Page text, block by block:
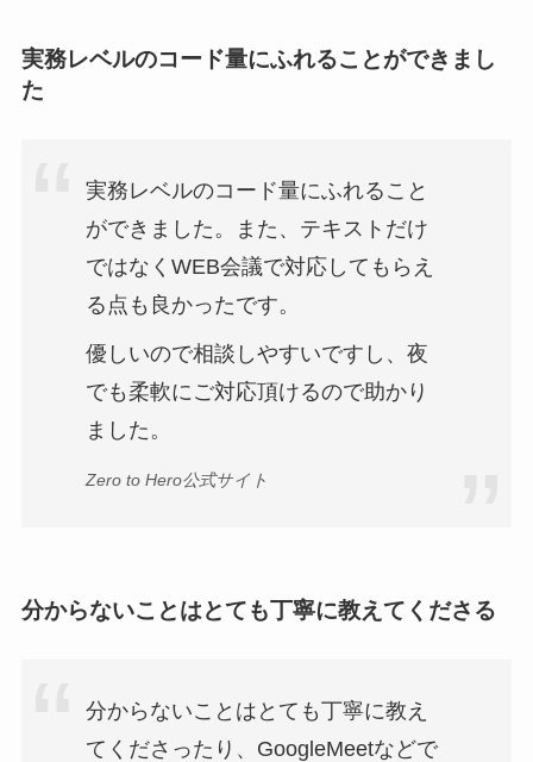
実務レベルのコード量にふれることができまし
た
実務レベルのコード量にふれること
ができました。また、テキストだけ
ではなくWEB会議で対応してもらえ
る点も良かったです。
優しいので相談しやすいですし、夜
でも柔軟にご対応頂けるので助かり
ました。
Zero to Hero公式サイト
分からないことはとても丁寧に教えてくださる
分からないことはとても丁寧に教え
てくださったり、GoogleMeetなどで